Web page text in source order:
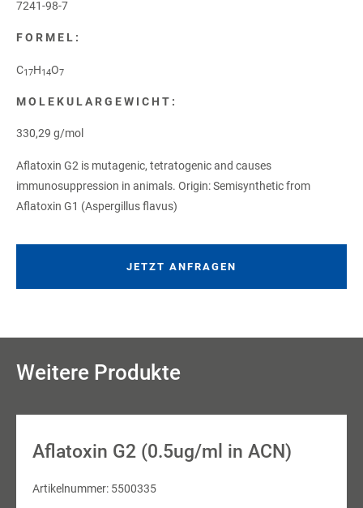
7241-98-7
FORMEL:
C17H14O7
MOLEKULARGEWICHT:
330,29 g/mol
Aflatoxin G2 is mutagenic, tetratogenic and causes
immunosuppression in animals. Origin: Semisynthetic from
Aflatoxin G1 (Aspergillus flavus)
JETZT ANFRAGEN
Weitere Produkte
Aflatoxin G2 (0.5ug/ml in ACN)
Artikelnummer: 5500335